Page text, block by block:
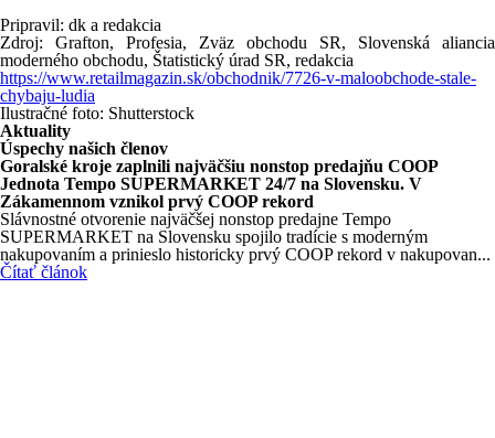
Pripravil: dk a redakcia
Zdroj: Grafton, Profesia, Zväz obchodu SR, Slovenská aliancia
moderného obchodu, Štatistický úrad SR, redakcia
https://www.retailmagazin.sk/obchodnik/7726-v-maloobchode-stale-
chybaju-ludia
Ilustračné foto: Shutterstock
Aktuality
Úspechy našich členov
Goralské kroje zaplnili najväčšiu nonstop predajňu COOP
Jednota Tempo SUPERMARKET 24/7 na Slovensku. V
Zákamennom vznikol prvý COOP rekord
Slávnostné otvorenie najväčšej nonstop predajne Tempo
SUPERMARKET na Slovensku spojilo tradície s moderným
nakupovaním a prinieslo historicky prvý COOP rekord v nakupovan...
Čítať článok